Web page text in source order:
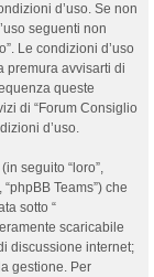
d’uso. Se non
seguenti non
Le condizioni d’uso
premura avvisarti di
queste
di “Forum Consiglio
d’uso.
seguito “loro”,
Teams”) che
sotto “
scaricabile
discussione internet;
gestione. Per